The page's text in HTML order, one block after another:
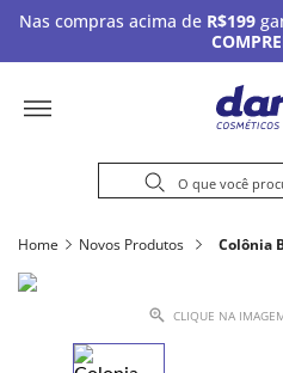
Nas compras acima de R$199
Home Novos Produtos Colônia
CLIQUE NA